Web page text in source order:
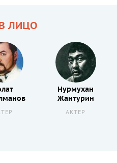
ЛИЦО
Нурмухан
Жантурин
АКТЕР